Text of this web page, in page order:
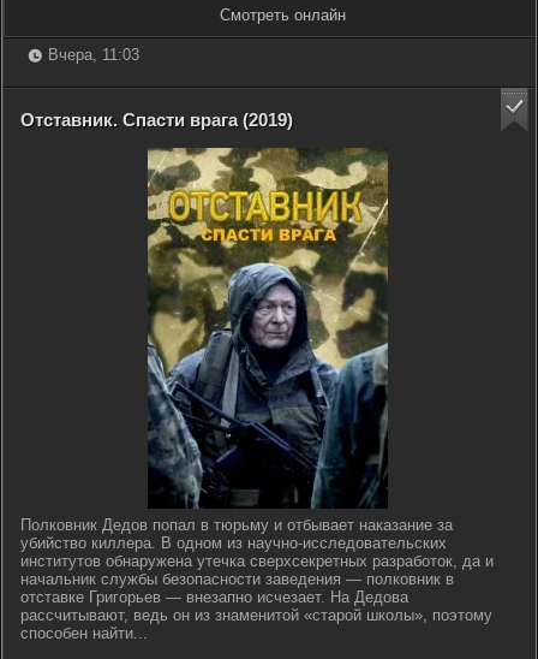
Смотреть онлайн
Вчера, 11:03
Отставник. Спасти врага (2019)
Полковник Дедов попал в тюрьму и отбывает наказание за
убийство киллера. В одном из научно-исследовательских
институтов обнаружена утечка сверхсекретных разработок, да и
начальник службы безопасности заведения — полковник в
отставке Григорьев — внезапно исчезает. На Дедова
рассчитывают, ведь он из знаменитой «старой школы», поэтому
способен найти...